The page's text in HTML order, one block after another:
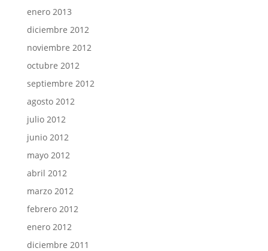
enero 2013
diciembre 2012
noviembre 2012
octubre 2012
septiembre 2012
agosto 2012
julio 2012
junio 2012
mayo 2012
abril 2012
marzo 2012
febrero 2012
enero 2012
diciembre 2011